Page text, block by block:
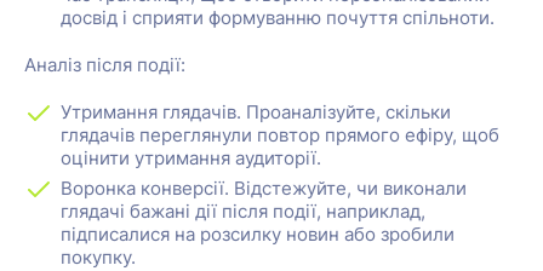
досвід і сприяти формуванню почуття спільноти.
Аналіз після події:
Утримання глядачів. Проаналізуйте, скільки
глядачів переглянули повтор прямого ефіру, щоб
оцінити утримання аудиторії.
Воронка конверсії. Відстежуйте, чи виконали
глядачі бажані дії після події, наприклад,
підписалися на розсилку новин або зробили
покупку.